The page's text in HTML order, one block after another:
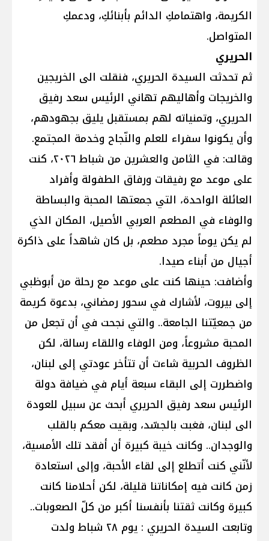
الكريمة، واهتمامكِ الدائم بأبنائكِ، ودعمكِ
المتواصل.
الحريري
ثم تحدثت السيدة الحريري، فنقلت الى الخريجين
والخريجات وأهاليهم تهاني الرئيس سعد رفيق
الحريري، وتمنياته لهم بمستقبل يليق بجهودهم،
وأن يكونوا سفراء للعلم والنّجاح وخدمة المجتمع.
وقالت: في الثامن والعشرين من شباط ٢٠٢٦، كنت
على موعد مع رفيقات ورفاق الطفولة وأفراد
العائلة الواحدة، التي جمعتها المحبة والبساطة
والوفاء في المطعم العربي الأصيل، المكان الذي
لم يكن يوماً مجرد مطعم، بل كان شاهداً على ذاكرة
أجيال من أبناء صيدا.
وأضافت: حينها كنت على موعد مع رحلة من أبوظبي
إلى بيروت، لأشارك في سحور رمضاني، بدعوة كريمة
من جمعيّتنا الجامعة.. والتي نجحت في أن تجعل من
المحبة مشروعاً، ومن الوفاء واللقاء رسالة، لكن
الظروف الحربية شاءت أن تتأخر عودتي إلى لبنان،
واضطررت إلى البقاء سبعة أيام في ضيافة دولة
الرئيس سعد رفيق الحريري أبحث عن سبيل للعودة
الى لبنان، فغبت بالجسّد، وبقيت معكم بالقلب
والوجدان.. وكانت خيبة كبيرة أن أفقد تلك الأمسية،
لأنّني كنت أتطلع إلى لقاء الأحبة، وإلى استعادة
زمن كانت فيه إمكاناتنا قليلة، لكن أحلامنا كانت
كبيرة وكانت ثقتنا بأنفسنا أكبر من كلّ الصعوبات..
وتابعت السيدة الحريري : يوم ٢٨ شباط ولدت